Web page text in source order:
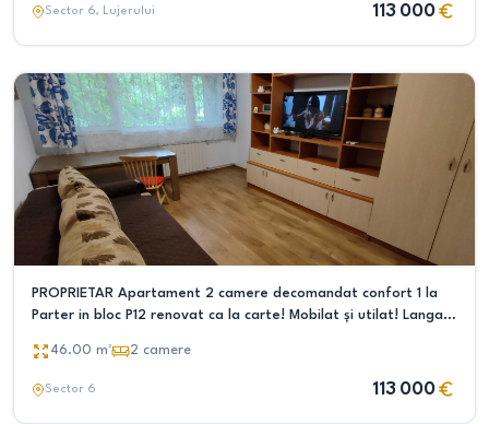
Sector 6, Lujerului 113 000
PROPRIETAR Apartament 2 camere decomandat confort 1 la
Parter in bloc P12 renovat ca la carte! Mobilat și utilat! Langa
46.00 m² 2 camere
Sector 6 113 000